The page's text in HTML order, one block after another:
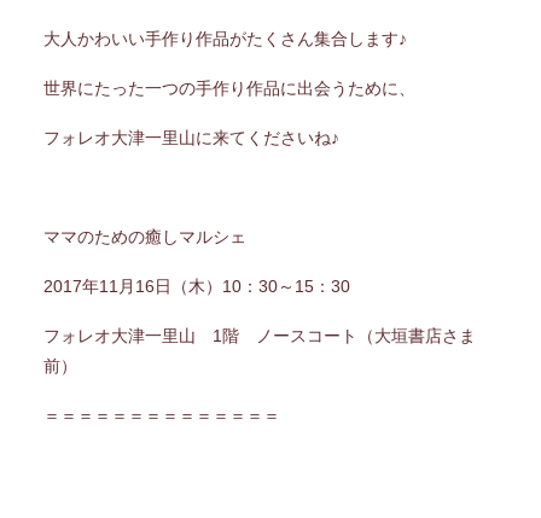
大人かわいい手作り作品がたくさん集合します♪
世界にたった一つの手作り作品に出会うために、
フォレオ大津一里山に来てくださいね♪
ママのための癒しマルシェ
2017年11月16日（木）10：30～15：30
フォレオ大津一里山 1階 ノースコート（大垣書店さま
前）
＝＝＝＝＝＝＝＝＝＝＝＝＝＝